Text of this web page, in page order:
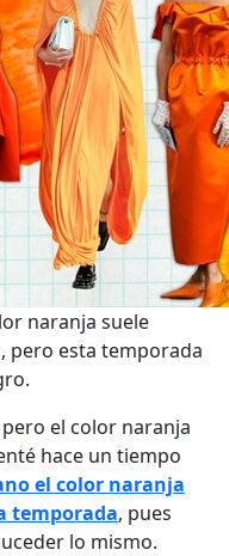
naranja suele
pero esta temporada
el color naranja
hace un tiempo
el color naranja
temporada, pues
lo mismo.